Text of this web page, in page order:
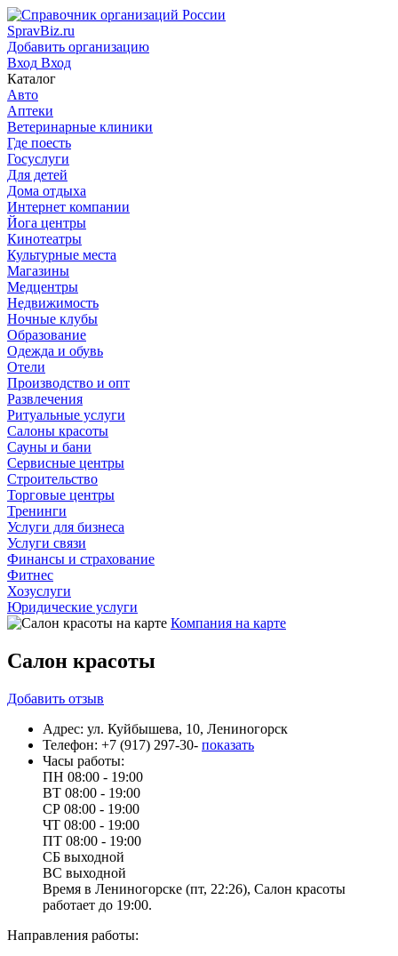
SpravBiz.ru
Добавить организацию
Вход Вход
Каталог
Авто
Аптеки
Ветеринарные клиники
Где поесть
Госуслуги
Для детей
Дома отдыха
Интернет компании
Йога центры
Кинотеатры
Культурные места
Магазины
Медцентры
Недвижимость
Ночные клубы
Образование
Одежда и обувь
Отели
Производство и опт
Развлечения
Ритуальные услуги
Салоны красоты
Сауны и бани
Сервисные центры
Строительство
Торговые центры
Тренинги
Услуги для бизнеса
Услуги связи
Финансы и страхование
Фитнес
Хозуслуги
Юридические услуги
Компания на карте
Салон красоты
Добавить отзыв
Адрес: ул. Куйбышева, 10, Лениногорск
Телефон: +7 (917) 297-30- показать
Часы работы:
ПН 08:00 - 19:00
ВТ 08:00 - 19:00
СР 08:00 - 19:00
ЧТ 08:00 - 19:00
ПТ 08:00 - 19:00
СБ выходной
ВС выходной
Время в Лениногорске (пт, 22:26), Салон красоты
работает до 19:00.
Направления работы: